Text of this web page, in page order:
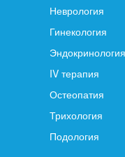
Неврология
Гинекология
Эндокринология
IV терапия
Остеопатия
Трихология
Подология